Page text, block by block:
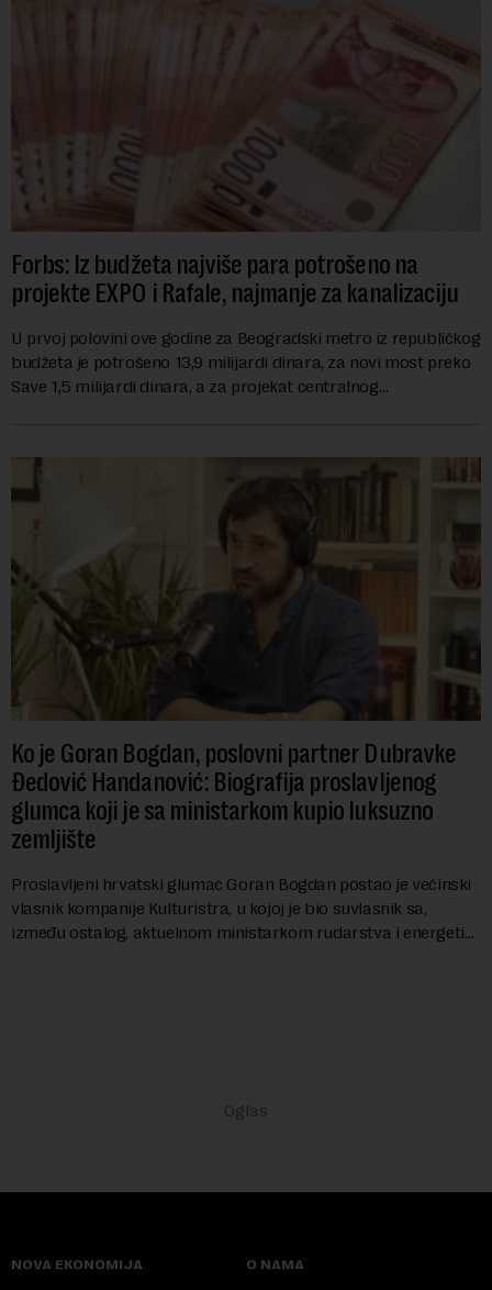
Forbs: Iz budžeta najviše para potrošeno na
projekte EXPO i Rafale, najmanje za kanalizaciju
U prvoj polovini ove godine za Beogradski metro iz republičkog
budžeta je potrošeno 13,9 milijardi dinara, za novi most preko
Save 1,5 milijardi dinara, a za projekat centralnog
Ko je Goran Bogdan, poslovni partner Dubravke
Đedović Handanović: Biografija proslavljenog
glumca koji je sa ministarkom kupio luksuzno
zemljište
Proslavljeni hrvatski glumac Goran Bogdan postao je većinski
vlasnik kompanije Kulturistra, u kojoj je bio suvlasnik sa,
između ostalog, aktuelnom ministarkom rudarstva i energetike
NOVA EKONOMIJA O NAMA